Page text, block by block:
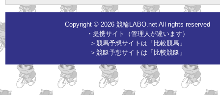
Copyright © 2026 競輪LABO.net All rights reserved
・提携サイト（管理人が違います）
＞競馬予想サイトは「比較競馬」
＞競艇予想サイトは「比較競艇」